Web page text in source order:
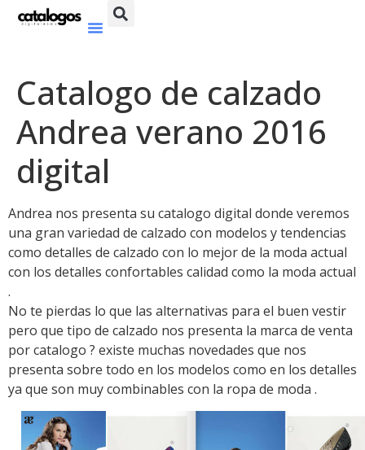
Catalogo de calzado
Andrea verano 2016
digital
Andrea nos presenta su catalogo digital donde veremos
una gran variedad de calzado con modelos y tendencias
como detalles de calzado con lo mejor de la moda actual
con los detalles confortables calidad como la moda actual
.
No te pierdas lo que las alternativas para el buen vestir
pero que tipo de calzado nos presenta la marca de venta
por catalogo ? existe muchas novedades que nos
presenta sobre todo en los modelos como en los detalles
ya que son muy combinables con la ropa de moda .